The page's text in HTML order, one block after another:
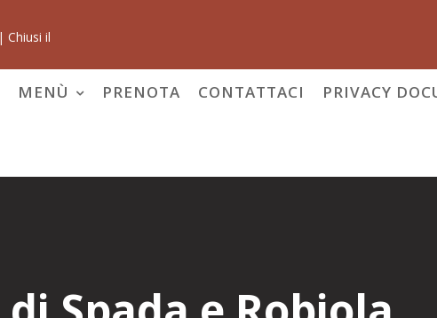
Chiusi il
MENÙ PRENOTA CONTATTACI PRIVACY